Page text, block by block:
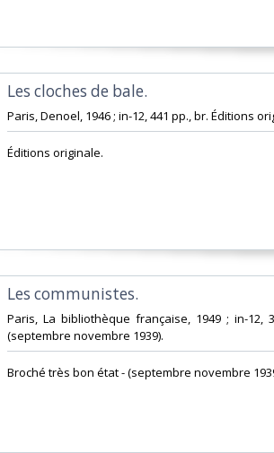
‎Les cloches de bale. ‎
‎Paris, Denoel, 1946 ; in-12, 441 pp., br. Éditions
‎Éditions originale.‎
‎Les communistes. ‎
‎Paris, La bibliothèque française, 1949 ; in-
(septembre novembre 1939).‎
‎Broché très bon état - (septembre novembre